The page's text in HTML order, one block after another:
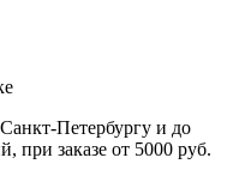
Петербургу и до
при заказе от 5000 руб.